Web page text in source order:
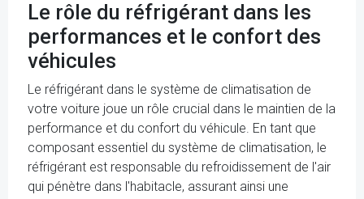
Le rôle du réfrigérant dans les
performances et le confort des
véhicules
Le réfrigérant dans le système de climatisation de
votre voiture joue un rôle crucial dans le maintien de la
performance et du confort du véhicule. En tant que
composant essentiel du système de climatisation, le
réfrigérant est responsable du refroidissement de l'air
qui pénètre dans l'habitacle, assurant ainsi une